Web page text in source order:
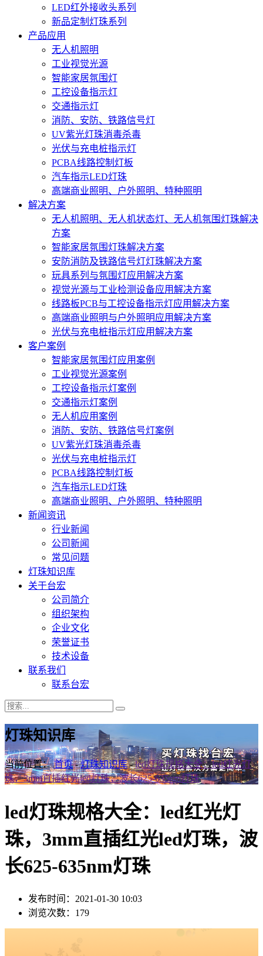
LED红外接收头系列
新品定制灯珠系列
产品应用
无人机照明
工业视觉光源
智能家居氛围灯
工控设备指示灯
交通指示灯
消防、安防、铁路信号灯
UV紫光灯珠消毒杀毒
光伏与充电桩指示灯
PCBA线路控制灯板
汽车指示LED灯珠
高端商业照明、户外照明、特种照明
解决方案
无人机照明、无人机状态灯、无人机氛围灯珠解决
方案
智能家居氛围灯珠解决方案
安防消防及铁路信号灯灯珠解决方案
玩具系列与氛围灯应用解决方案
视觉光源与工业检测设备应用解决方案
线路板PCB与工控设备指示灯应用解决方案
高端商业照明与户外照明应用解决方案
光伏与充电桩指示灯应用解决方案
客户案例
智能家居氛围灯应用案例
工业视觉光源案例
工控设备指示灯案例
交通指示灯案例
无人机应用案例
消防、安防、铁路信号灯案例
UV紫光灯珠消毒杀毒
光伏与充电桩指示灯
PCBA线路控制灯板
汽车指示LED灯珠
高端商业照明、户外照明、特种照明
新闻资讯
行业新闻
公司新闻
常见问题
灯珠知识库
关于台宏
公司简介
组织架构
企业文化
荣誉证书
技术设备
联系我们
联系台宏
灯珠知识库
当前位置：首页-灯珠知识库-led灯珠规格大全：led红光灯
珠，3mm直插红光led灯珠，波长625-635nm灯珠
led灯珠规格大全：led红光灯
珠，3mm直插红光led灯珠，波
长625-635nm灯珠
发布时间：2021-01-30 10:03
浏览次数：179